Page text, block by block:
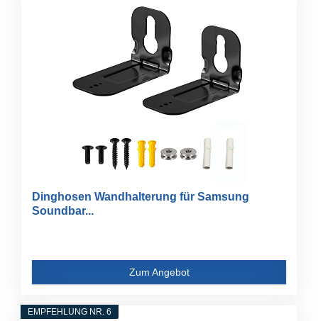
Dinghosen Wandhalterung für Samsung
Soundbar...
Zum Angebot
EMPFEHLUNG NR. 6